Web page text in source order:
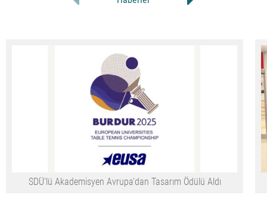
SDÜ'lü Akademisyen Avrupa'dan Tasarım Ödülü Aldı